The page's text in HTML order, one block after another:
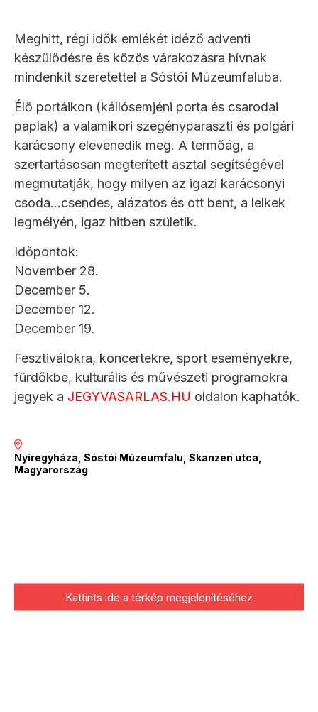
Meghitt, régi idők emlékét idéző adventi
készülődésre és közös várakozásra hívnak
mindenkit szeretettel a Sóstói Múzeumfaluba.
Élő portáikon (kállósemjéni porta és csarodai
paplak) a valamikori szegényparaszti és polgári
karácsony elevenedik meg. A termőág, a
szertartásosan megterített asztal segítségével
megmutatják, hogy milyen az igazi karácsonyi
csoda…csendes, alázatos és ott bent, a lelkek
legmélyén, igaz hitben születik.
Időpontok:
November 28.
December 5.
December 12.
December 19.
Fesztiválokra, koncertekre, sport eseményekre,
fürdőkbe, kulturális és művészeti programokra
jegyek a JEGYVASARLAS.HU oldalon kaphatók.
Nyíregyháza, Sóstói Múzeumfalu, Skanzen utca,
Magyarország
Kattints ide a térkép megjelenítéséhez